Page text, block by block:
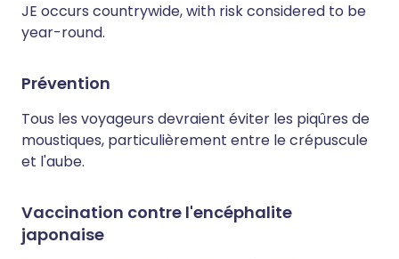
JE occurs countrywide, with risk considered to be
year-round.
Prévention
Tous les voyageurs devraient éviter les piqûres de
moustiques, particulièrement entre le crépuscule
et l'aube.
Vaccination contre l'encéphalite
japonaise